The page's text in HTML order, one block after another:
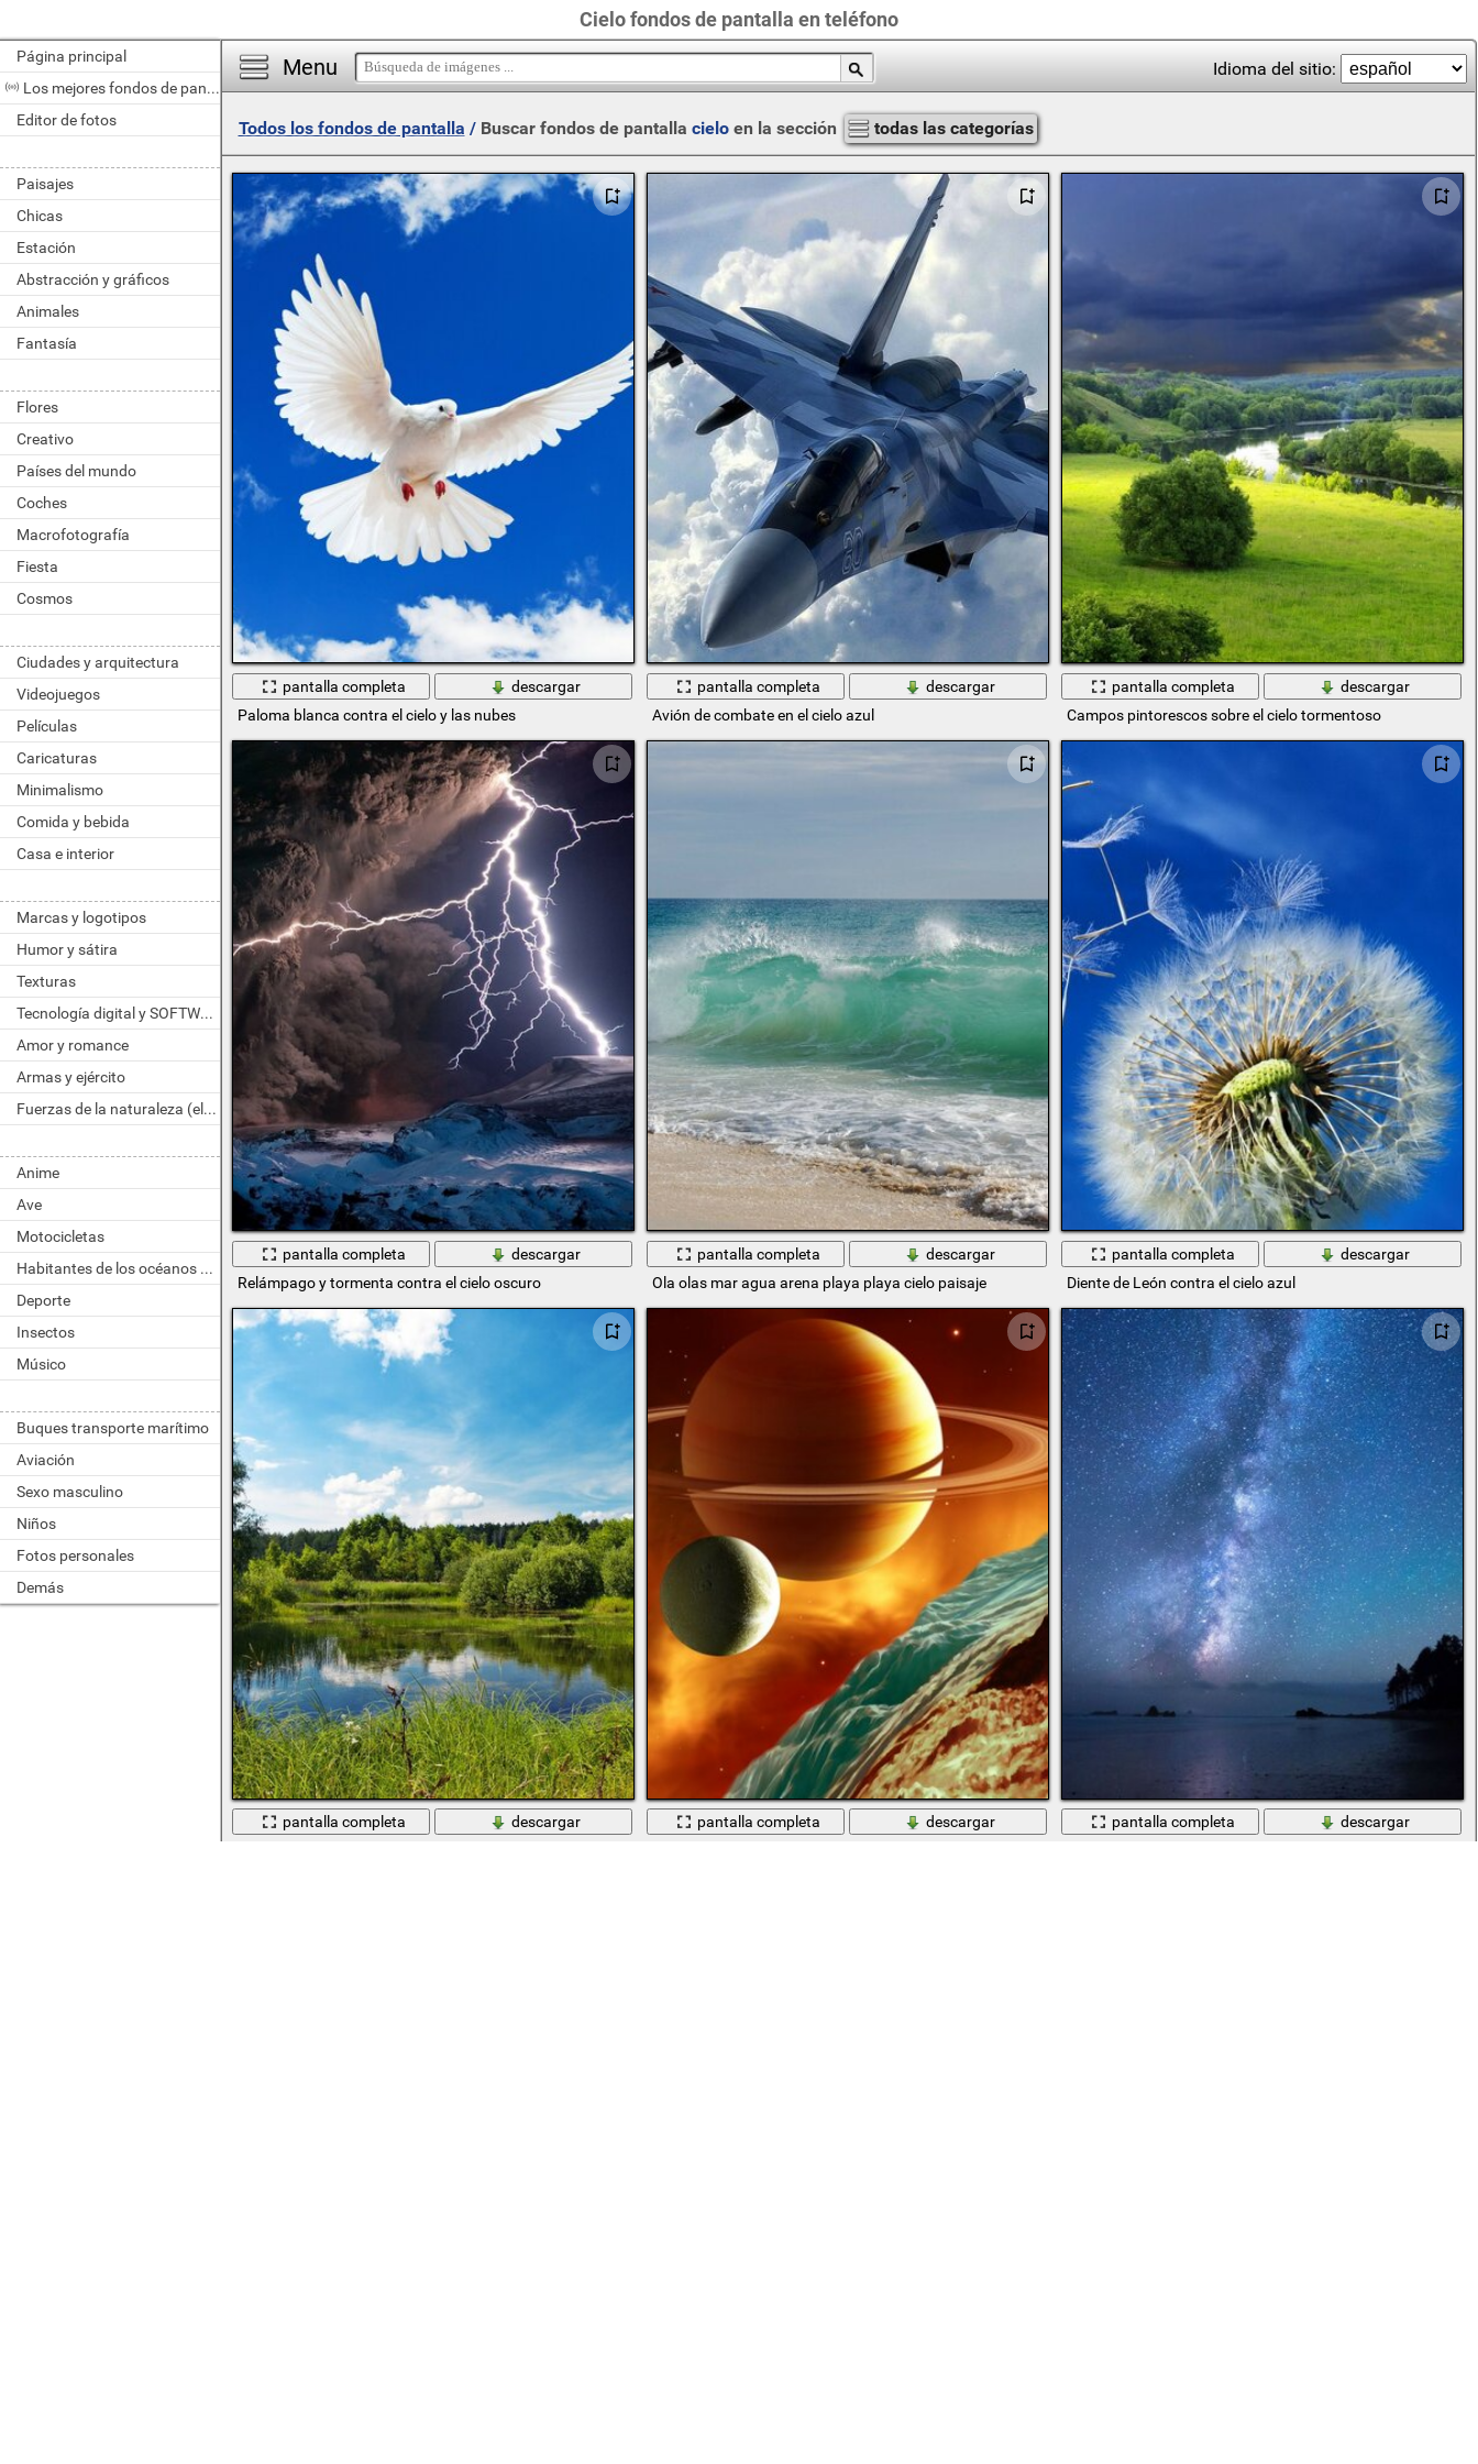
Cielo fondos de pantalla en teléfono
Página principal
Los mejores fondos de pantalla del día
Editor de fotos
Paisajes
Chicas
Estación
Abstracción y gráficos
Animales
Fantasía
Flores
Creativo
Países del mundo
Coches
Macrofotografía
Fiesta
Cosmos
Ciudades y arquitectura
Videojuegos
Películas
Caricaturas
Minimalismo
Comida y bebida
Casa e interior
Marcas y logotipos
Humor y sátira
Texturas
Tecnología digital y SOFTWARE
Amor y romance
Armas y ejército
Fuerzas de la naturaleza (elemento)
Anime
Ave
Motocicletas
Habitantes de los océanos y ríos
Deporte
Insectos
Músico
Buques transporte marítimo
Aviación
Sexo masculino
Niños
Fotos personales
Demás
Menu Idioma del sitio:
Todos los fondos de pantalla / Buscar fondos de pantalla cieloen la sección todas las categorías
pantalla completa
descargar
Paloma blanca contra el cielo y las nubes
pantalla completa
descargar
Avión de combate en el cielo azul
pantalla completa
descargar
Campos pintorescos sobre el cielo tormentoso
pantalla completa
descargar
Relámpago y tormenta contra el cielo oscuro
pantalla completa
descargar
Ola olas mar agua arena playa playa cielo paisaje
pantalla completa
descargar
Diente de León contra el cielo azul
pantalla completa
descargar
pantalla completa
descargar
pantalla completa
descargar